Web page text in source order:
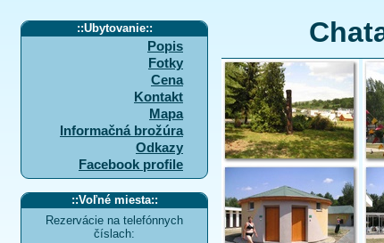
::Ubytovanie::
Popis
Fotky
Cena
Kontakt
Mapa
Informačná brožúra
Odkazy
Facebook profile
::Voľné miesta::
Rezervácie na telefónnych
číslach: